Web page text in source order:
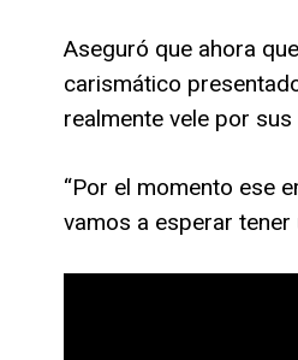
Aseguró que ahora
carismático
realmente vele por sus
“Por el momento ese
vamos a esperar tener